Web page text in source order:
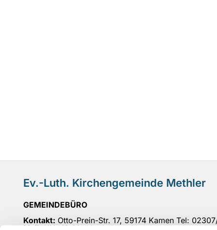
Ev.-Luth. Kirchengemeinde Methler
GEMEINDEBÜRO
Kontakt: Otto-Prein-Str. 17, 59174 Kamen Tel:
Mail: UN-KG-Methler@ekvw.de